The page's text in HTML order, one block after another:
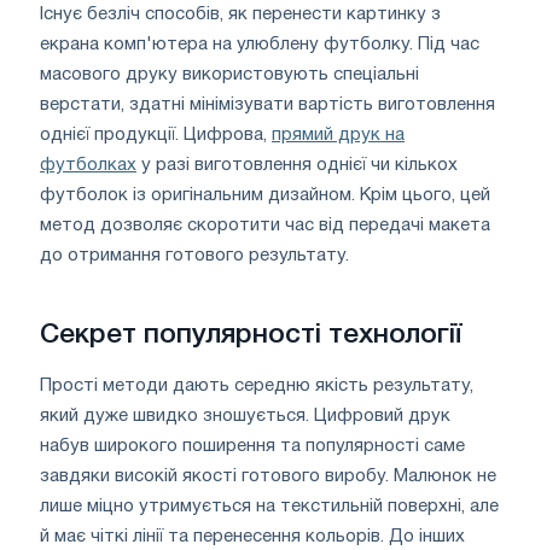
Існує безліч способів, як перенести картинку з
екрана комп'ютера на улюблену футболку. Під час
масового друку використовують спеціальні
верстати, здатні мінімізувати вартість виготовлення
однієї продукції. Цифрова, прямий друк на
футболках у разі виготовлення однієї чи кількох
футболок із оригінальним дизайном. Крім цього, цей
метод дозволяє скоротити час від передачі макета
до отримання готового результату.
Секрет популярності технології
Прості методи дають середню якість результату,
який дуже швидко зношується. Цифровий друк
набув широкого поширення та популярності саме
завдяки високій якості готового виробу. Малюнок не
лише міцно утримується на текстильній поверхні, але
й має чіткі лінії та перенесення кольорів. До інших